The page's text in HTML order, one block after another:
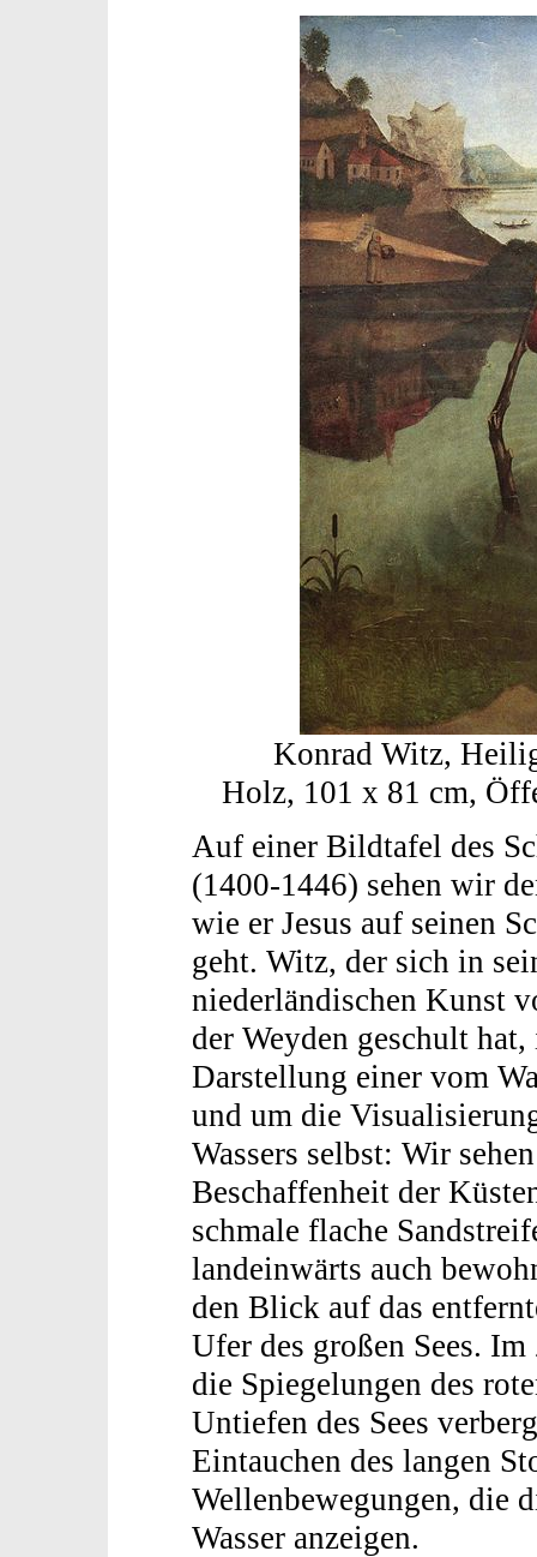
Konrad Witz,
Holz, 101 x 81 cm,
Auf einer Bildtafel des
(1400-1446) sehen wir
wie er Jesus auf seinen
geht. Witz, der sich in
niederländischen Kunst
der Weyden geschult
Darstellung einer vom
und um die
Wassers selbst: Wir
Beschaffenheit der
schmale flache
landeinwärts auch
den Blick auf das
Ufer des großen Sees.
die Spiegelungen des
Untiefen des Sees
Eintauchen des langen
Wellenbewegungen, die
Wasser anzeigen.